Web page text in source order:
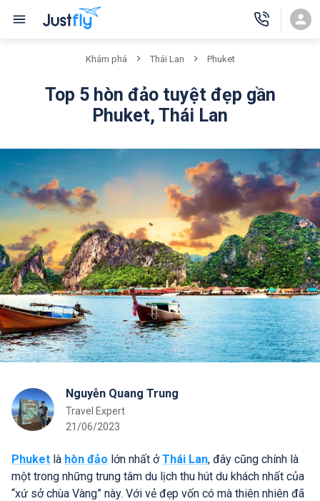
Khám phá Thái Lan Phuket
Top 5 hòn đảo tuyệt đẹp gần
Phuket, Thái Lan
Nguyễn Quang Trung
Travel Expert
21/06/2023
Phuket là hòn đảo lớn nhất ởThái Lan, đây cũng chính là
một trong những trung tâm du lịch thu hút du khách nhất của
“xứ sở chùa Vàng” này. Với vẻ đẹp vốn có mà thiên nhiên đã